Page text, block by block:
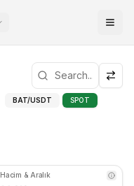
seviyesinde
BAT/USDT SPOT
& Aralık